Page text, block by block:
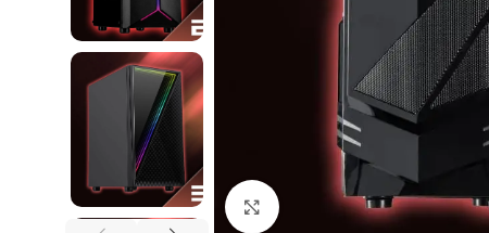
Click to enlarge